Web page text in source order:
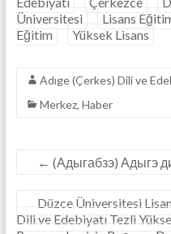
b
o
k
er l
s
A
p
Üniversitesi
Lisans
Eğitim
Yüksek Lisans
Adıge (Çerkes) Dili ve
Merkez, Haber
← (Адыгабзэ) Адыгэ
Düzce Üniversitesi
Dili ve Edebiyatı Tezli